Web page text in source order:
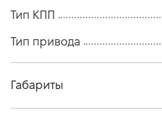
Тип КПП
Тип привода
Габариты